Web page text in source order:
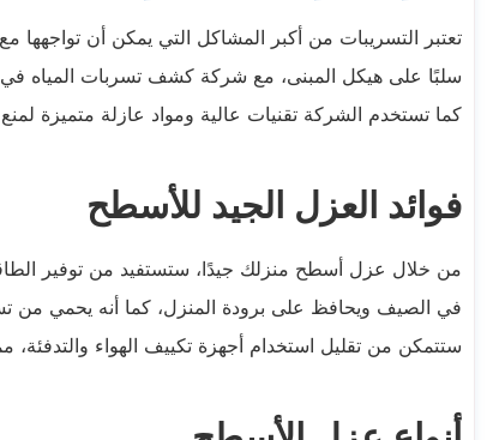
تعتبر التسريبات من أكبر المشاكل التي يمكن أن
سلبًا على هيكل المبنى، مع شركة كشف تسربات المياه
كما تستخدم الشركة تقنيات عالية ومواد عازلة متميزة
فوائد العزل الجيد للأسطح
من خلال عزل أسطح منزلك جيدًا، ستستفيد من توفير
في الصيف ويحافظ على برودة المنزل، كما أنه يحمي من
ستتمكن من تقليل استخدام أجهزة تكييف الهواء والتدفئة،